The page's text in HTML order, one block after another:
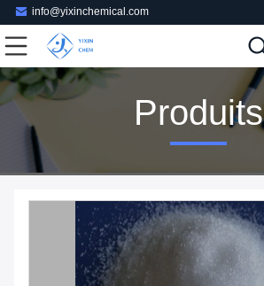
info@yixinchemical.com
Produits